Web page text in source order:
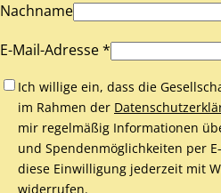
Nachname
E-Mail-Adresse *
Ich willige ein, dass die
im Rahmen der
mir regelmäßig Informationen
und Spendenmöglichkeiten per
diese Einwilligung jederzeit mit
widerrufen.